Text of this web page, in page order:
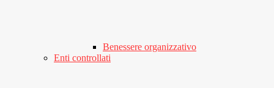
Benessere organizzativo
Enti controllati